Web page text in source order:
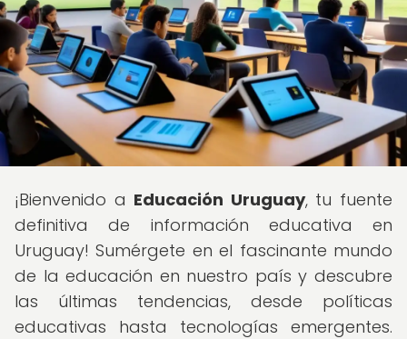
¡Bienvenido a Educación Uruguay, tu fuente
definitiva de información educativa en
Uruguay! Sumérgete en el fascinante mundo
de la educación en nuestro país y descubre
las últimas tendencias, desde políticas
educativas hasta tecnologías emergentes.